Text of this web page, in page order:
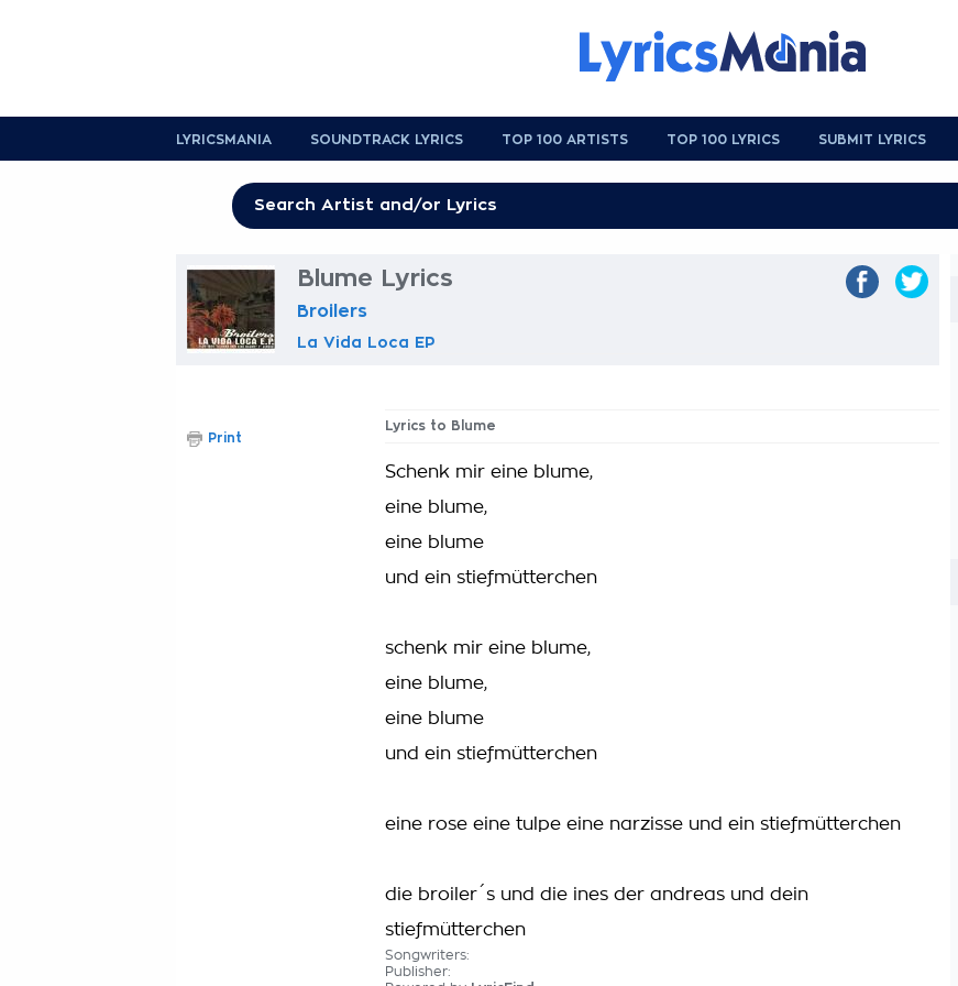
LYRICSMANIA SOUNDTRACK LYRICS TOP 100 ARTISTS TOP 100 LYRICS SUBMIT LYRICS
Blume Lyrics
Broilers
La Vida Loca EP
Lyrics to Blume
Schenk mir eine blume,
eine blume,
eine blume
und ein stiefmütterchen
schenk mir eine blume,
eine blume,
eine blume
und ein stiefmütterchen
eine rose eine tulpe eine narzisse und ein stiefmütterchen
die broiler´s und die ines der andreas und dein
stiefmütterchen
Songwriters:
Publisher:
Print